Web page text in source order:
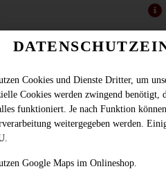
Cookies und Dienste Dritter, um
Cookies werden zwingend benötigt,
funktioniert. Je nach Funktion
weitergegeben werden.
Google Maps im Onlineshop.